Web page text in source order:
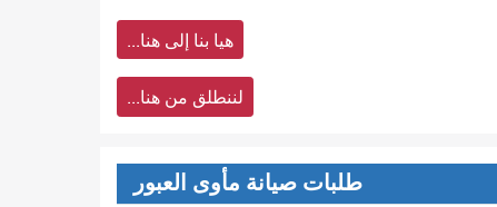
هيا بنا إلى هنا...
لننطلق من هنا...
طلبات صيانة مأوى العبور